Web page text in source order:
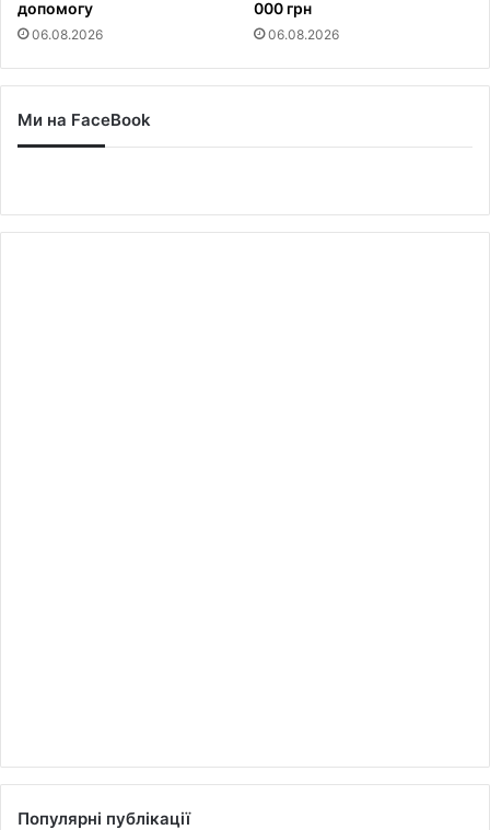
допомогу
06.08.2026
000 грн
06.08.2026
Ми на FaceBook
Популярні публікації